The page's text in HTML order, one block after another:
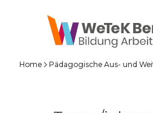
Home Pädagogische Aus- und